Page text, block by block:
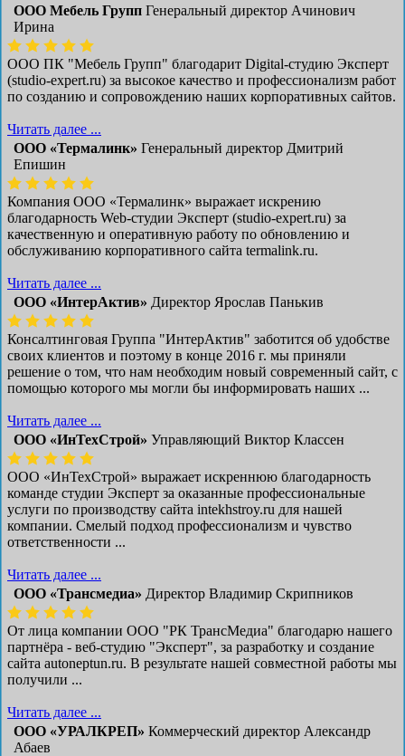
ООО Мебель Групп Генеральный директор Ачинович
Ирина
ООО ПК "Мебель Групп" благодарит Digital-студию Эксперт
(studio-expert.ru) за высокое качество и профессионализм работ
по созданию и сопровождению наших корпоративных сайтов.
Читать далее ...
ООО «Термалинк» Генеральный директор Дмитрий
Епишин
Компания ООО «Термалинк» выражает искрению
благодарность Web-студии Эксперт (studio-expert.ru) за
качественную и оперативную работу по обновлению и
обслуживанию корпоративного сайта termalink.ru.
Читать далее ...
ООО «ИнтерАктив» Директор Ярослав Панькив
Консалтинговая Группа "ИнтерАктив" заботится об удобстве
своих клиентов и поэтому в конце 2016 г. мы приняли
решение о том, что нам необходим новый современный сайт, с
помощью которого мы могли бы информировать наших ...
Читать далее ...
ООО «ИнТехСтрой» Управляющий Виктор Классен
ООО «ИнТехСтрой» выражает искреннюю благодарность
команде студии Эксперт за оказанные профессиональные
услуги по производству сайта intekhstroy.ru для нашей
компании. Смелый подход профессионализм и чувство
ответственности ...
Читать далее ...
ООО «Трансмедиа» Директор Владимир Скрипников
От лица компании ООО "РК ТрансМедиа" благодарю нашего
партнёра - веб-студию "Эксперт", за разработку и создание
сайта autoneptun.ru. В результате нашей совместной работы мы
получили ...
Читать далее ...
ООО «УРАЛКРЕП» Коммерческий директор Александр
Абаев